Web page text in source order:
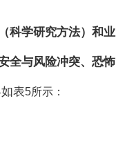
科学研究方法）和业
全与风险冲突、恐怖
表5所示：